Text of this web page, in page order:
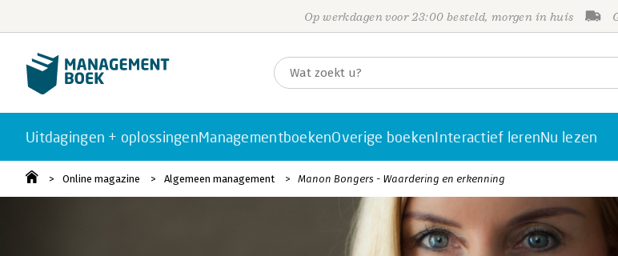
Op werkdagen voor 23:00 besteld, morgen in huis
Uitdagingen + oplossingenManagementboekenOverige boekenInteractief lerenNu lezen
Online magazine Algemeen management Manon Bongers - Waardering en erkenning